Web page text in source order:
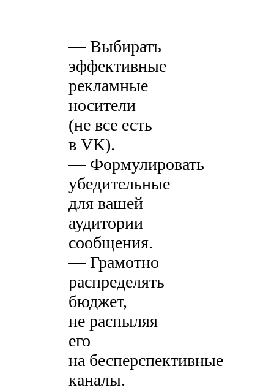
— Выбирать
эффективные
рекламные
носители
(не все есть
в VK).
— Формулировать
убедительные
для вашей
аудитории
сообщения.
— Грамотно
распределять
бюджет,
не распыляя
его
на бесперспективные
каналы.